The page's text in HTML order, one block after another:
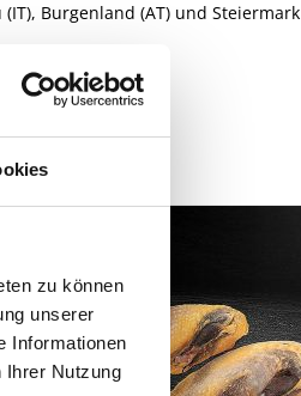
zu können
unserer
Informationen
Ihrer Nutzung
Burgenland (AT) und Steiermark